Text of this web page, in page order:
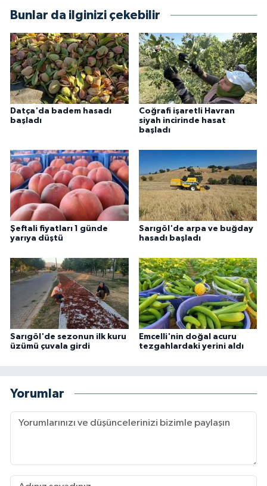
Bunlar da ilginizi çekebilir
Datça'da badem hasadı
başladı
Coğrafi işaretli Havran
siyah incirinde hasat
başladı
Şeftali fiyatları 1 günde
yarıya düştü
Sarıgöl'de arpa ve buğday
hasadı başladı
Sarıgöl'de sezonun ilk kuru
üzümü çuvala girdi
Emcelli'nin doğal acuru
tezgahlardaki yerini aldı
Yorumlar